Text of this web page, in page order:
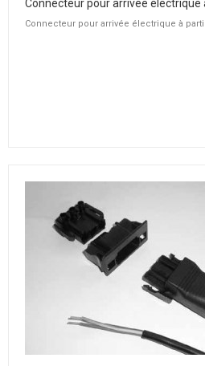
Connecteur pour arrivée électrique
Connecteur pour arrivée électrique à